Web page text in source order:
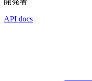
API docs